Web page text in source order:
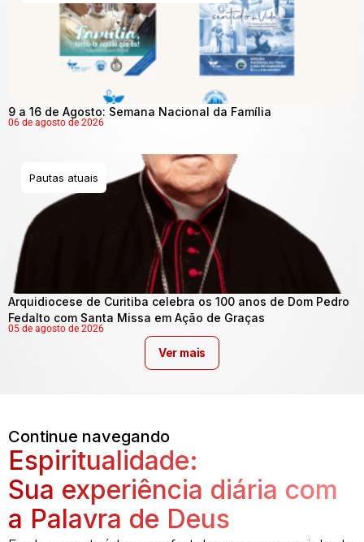
9 a 16 de Agosto: Semana Nacional da Família
06 de agosto de 2026
Pautas atuais
Arquidiocese de Curitiba celebra os 100 anos de Dom Pedro
Fedalto com Santa Missa em Ação de Graças
05 de agosto de 2026
Ver mais
Continue navegando
Espiritualidade:
Sua experiência diária com
a Palavra de Deus